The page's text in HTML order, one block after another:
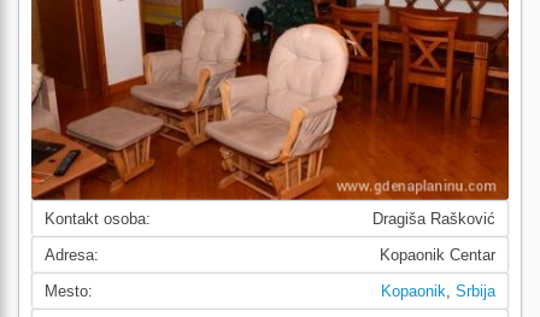
Kontakt osoba:
Dragiša Rašković
Adresa:
Kopaonik Centar
Mesto:
Kopaonik, Srbija